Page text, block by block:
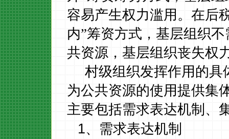
容易产生权力滥用。在后
内”筹资方式，基层组织
共资源，基层组织丧失权
村级组织发挥作用的具
为公共资源的使用提供集
主要包括需求表达机制、
1、需求表达机制